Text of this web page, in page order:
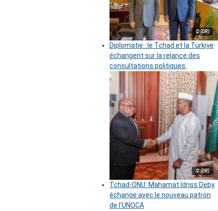
© (DR)
Diplomatie : le Tchad et la Türkiye
échangent sur la relance des
consultations politiques
© (DR)
Tchad-ONU: Mahamat Idriss Deby
échange avec le nouveau patron
de l’UNOCA